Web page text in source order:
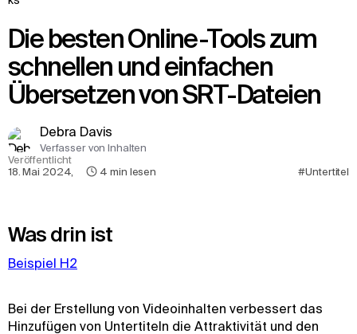
Die besten Online-Tools zum
schnellen und einfachen
Übersetzen von SRT-Dateien
Debra Davis
Verfasser von Inhalten
Veröffentlicht
18. Mai 2024, 4 min lesen #Untertitel
Was drin ist
Beispiel H2
Bei der Erstellung von Videoinhalten verbessert das
Hinzufügen von Untertiteln die Attraktivität und den